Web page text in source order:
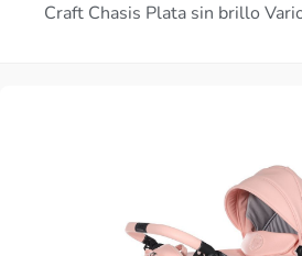
Craft Chasis Plata sin brillo